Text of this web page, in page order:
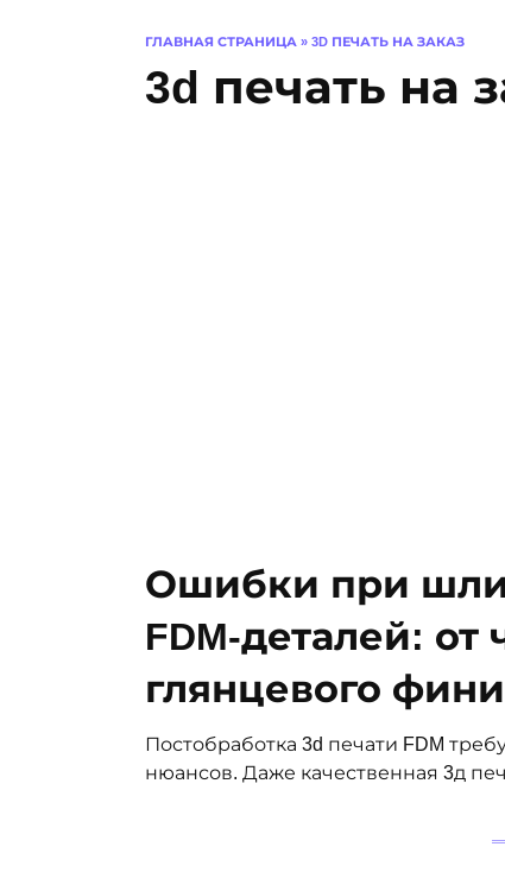
ГЛАВНАЯ СТРАНИЦА » 3D ПЕЧАТЬ НА ЗАКАЗ
3d печать на
Ошибки при
FDM-деталей:
глянцевого
Постобработка 3d печати FDM
нюансов. Даже качественная 3д